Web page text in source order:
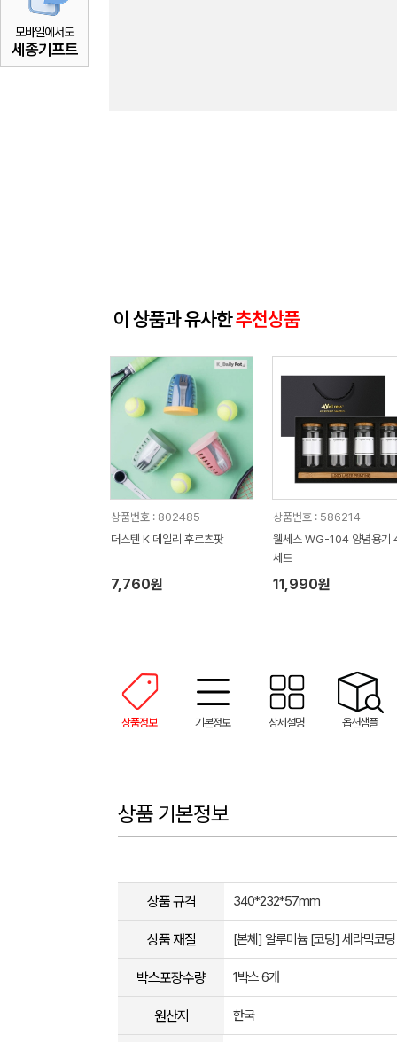
모바일에서도
세종기프트
이 상품과 유사한추천상품
상품번호 : 802485
더스텐 K 데일리 후르츠팟
7,760원
상품번호 : 586214
웰세스 WG-104 양념용기
세트
11,990원
상품정보 기본정보 상세설명 옵션샘플
상품 기본정보
상품 규격 340*232*57mm
상품 재질 [본체] 알루미늄 [코팅] 세라믹코팅
박스포장수량 1박스 6개
원산지 한국